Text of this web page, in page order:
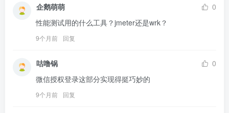
企鹅萌萌
0
性能测试用的什么工具？jmeter还是wrk？
9个月前 回复
咕噜锅
0
微信授权登录这部分实现得挺巧妙的
9个月前 回复